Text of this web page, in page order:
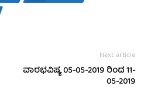
Next article
ವಾರಭವಿಷ್ಯ 05-05-2019 ರಿಂದ 11-
05-2019